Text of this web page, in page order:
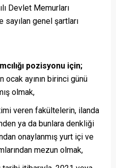
Devlet Memurları
sayılan genel şartları
pozisyonu için;
ocak ayının birinci günü
olmak,
veren fakültelerin, ilanda
ya da bunlara denkliği
onaylanmış yurt içi ve
mezun olmak,